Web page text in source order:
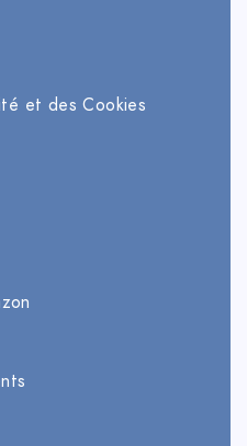
et des Cookies